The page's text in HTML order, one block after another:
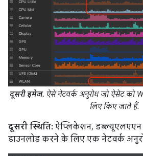
दूसरी इमेज. ऐसे नेटवर्क अनुरोध जो ऐसेट को
लिए किए जाते हैं.
दूसरी स्थिति: ऐप्लिकेशन,
डाउनलोड करने के लिए एक नेटवर्क